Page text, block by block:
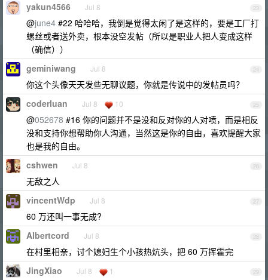
23
yakun4566 Jul 8
@june4 #22 哈哈哈，我倒是觉得太闲了是这样的，要是工厂打
螺丝或者送外卖，根本没空发帖（所以是职业人把人变成这样
（确信））
24
geminiwang Jul 8
你这个头像天天发些无聊议题，你就是传说中的发帖员吗？
25
coderluan Jul 8 10
@052678 #16 你的问题并不是没和反对你的人对喷，而是相反
没和支持你想帮助你人沟通，当然这是你的自由，喜欢提醒大家
也是我的自由。
26
cshwen Jul 8
无敌之人
27
vincentWdp Jul 8
60 万还叫一事无成?
28
Albertcord Jul 8
在村里相亲，讨个媳妇生个小孩热炕头，把 60 万挥霍完
29
JingXiao Jul 8 1